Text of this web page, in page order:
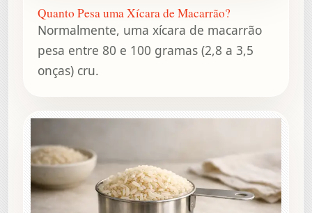
Quanto Pesa uma Xícara de Macarrão?
Normalmente, uma xícara de macarrão
pesa entre 80 e 100 gramas (2,8 a 3,5
onças) cru.